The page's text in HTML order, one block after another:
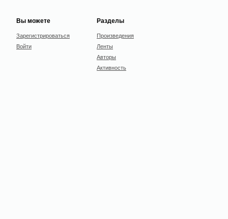
Вы можете
Зарегистрироваться
Войти
Разделы
Произведения
Ленты
Авторы
Активность